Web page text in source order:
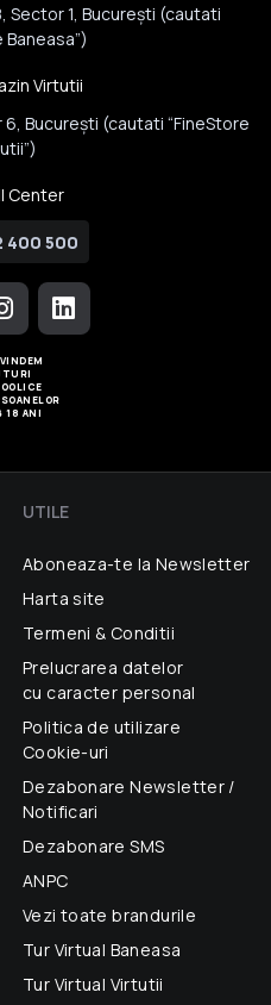
Sector 1, Bucureşti (cautati
Baneasa”)
Virtutii
București (cautati “FineStore
Center
400 500
18 ANI
UTILE
Aboneaza-te la Newsletter
Harta site
Termeni & Conditii
Prelucrarea datelor
cu caracter personal
Politica de utilizare
Cookie-uri
Dezabonare Newsletter /
Notificari
Dezabonare SMS
ANPC
Vezi toate brandurile
Tur Virtual Baneasa
Tur Virtual Virtutii